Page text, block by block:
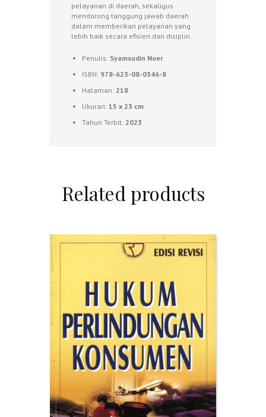
pelayanan di daerah, sekaligus
mendorong tanggung jawab daerah
dalam memberikan pelayanan yang
lebih baik secara efisien dan disiplin.
Penulis: Syamsudin Noer
ISBN: 978-623-08-0346-8
Halaman: 218
Ukuran: 15 x 23 cm
Tahun Terbit: 2023
Related products